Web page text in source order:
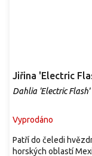
Jiřina 'Electric
Dahlia 'Electric Flash'
Vyprodáno
Patří do čeledi
horských oblastí